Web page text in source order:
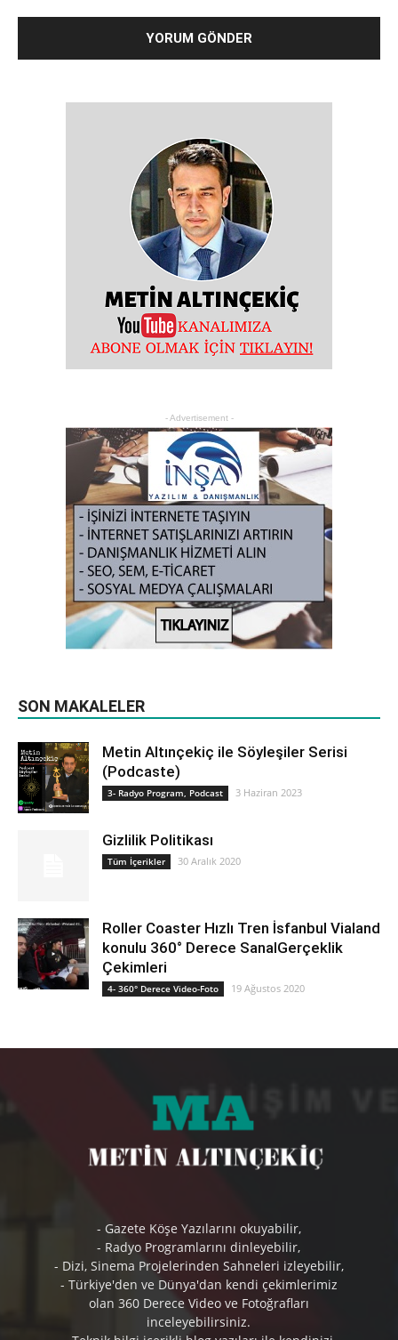
- Advertisement -
SON MAKALELER
Metin Altınçekiç ile Söyleşiler Serisi
(Podcaste)
3- Radyo Program, Podcast 3 Haziran 2023
Gizlilik Politikası
Tüm İçerikler 30 Aralık 2020
Roller Coaster Hızlı Tren İsfanbul Vialand
konulu 360° Derece SanalGerçeklik
Çekimleri
4- 360° Derece Video-Foto 19 Ağustos 2020
- Gazete Köşe Yazılarını okuyabilir,
- Radyo Programlarını dinleyebilir,
- Dizi, Sinema Projelerinden Sahneleri izleyebilir,
- Türkiye'den ve Dünya'dan kendi çekimlerimiz
olan 360 Derece Video ve Fotoğrafları
inceleyebilirsiniz.